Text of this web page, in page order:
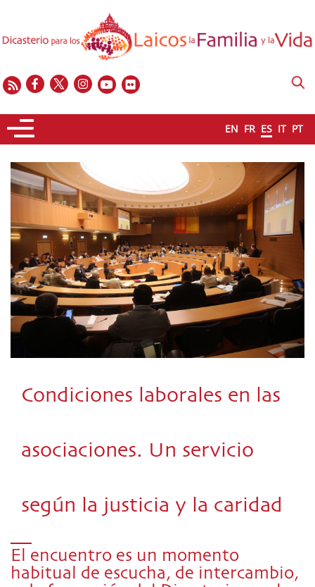
EN FR ES IT PT
Condiciones laborales en las
asociaciones. Un servicio
según la justicia y la caridad
El encuentro es un momento
habitual de escucha, de intercambio,